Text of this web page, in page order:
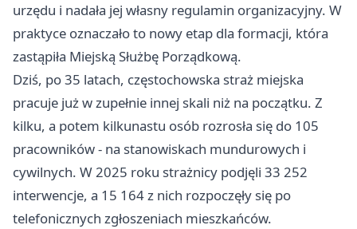
urzędu i nadała jej własny regulamin organizacyjny. W
praktyce oznaczało to nowy etap dla formacji, która
zastąpiła Miejską Służbę Porządkową.
Dziś, po 35 latach, częstochowska straż miejska
pracuje już w zupełnie innej skali niż na początku. Z
kilku, a potem kilkunastu osób rozrosła się do 105
pracowników - na stanowiskach mundurowych i
cywilnych. W 2025 roku strażnicy podjęli 33 252
interwencje, a 15 164 z nich rozpoczęły się po
telefonicznych zgłoszeniach mieszkańców.